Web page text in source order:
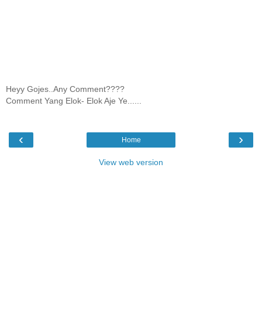
Heyy Gojes..Any Comment????
Comment Yang Elok- Elok Aje Ye......
‹ ›
Home
View web version